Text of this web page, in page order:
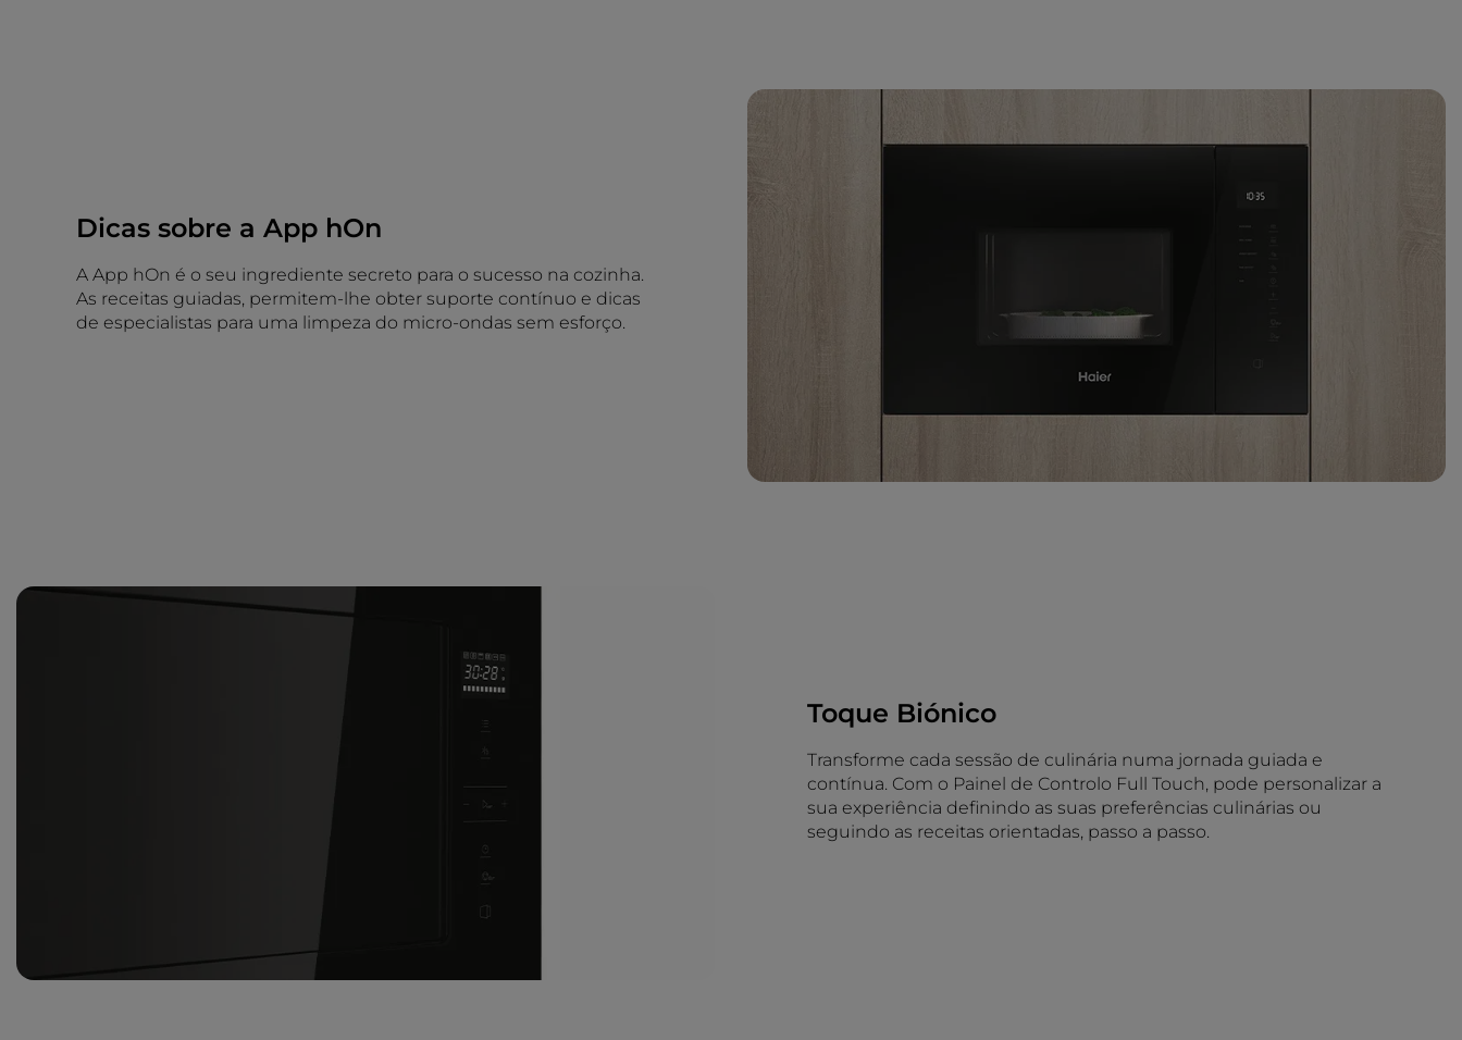
Dicas sobre a App hOn
A App hOn é o seu ingrediente secreto para o sucesso na cozinha.
As receitas guiadas, permitem-lhe obter suporte contínuo e dicas
de especialistas para uma limpeza do micro-ondas sem esforço.
Toque Biónico
Transforme cada sessão de culinária numa jornada guiada e
contínua. Com o Painel de Controlo Full Touch, pode personalizar a
sua experiência definindo as suas preferências culinárias ou
seguindo as receitas orientadas, passo a passo.